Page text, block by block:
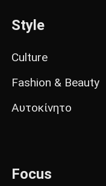
Style
Culture
Fashion & Beauty
Αυτοκίνητο
Focus